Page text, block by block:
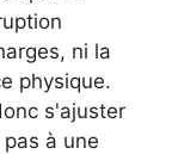
ni la
physique.
s'ajuster
à une